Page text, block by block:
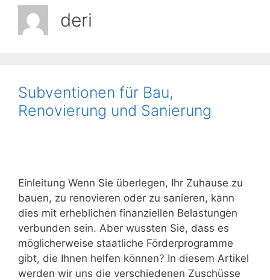
deri
Subventionen für Bau,
Renovierung und Sanierung
Einleitung Wenn Sie überlegen, Ihr Zuhause zu
bauen, zu renovieren oder zu sanieren, kann
dies mit erheblichen finanziellen Belastungen
verbunden sein. Aber wussten Sie, dass es
möglicherweise staatliche Förderprogramme
gibt, die Ihnen helfen können? In diesem Artikel
werden wir uns die verschiedenen Zuschüsse